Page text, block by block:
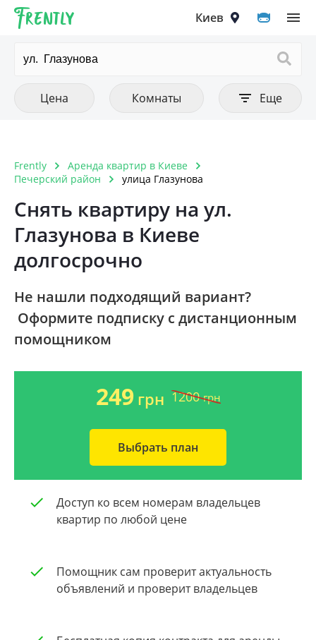
Frently Киев
Выберите город
Киев
Ирпень
Петропавловская Борщаговка
Софиевская Борщаговка
Чайки
Ворзель
Борисполь
Цена
Цена Очистить все
Цена от
Комнаты
Количество комнат Очистить
1 комнатная
5 комнатная и больше
Еще
Фильтры Очистить все
Тип аренды
Тип постройки
Дореволюционный
Панелька
Хрущовка
Дом 1990-1999 года
Дом 2000-2009 года
Новострой
Общая площадь квартиры
От 100
Frently
Аренда квартир в Киеве
Печерский район
улица Глазунова
Снять квартиру на ул.
Глазунова в Киеве
долгосрочно
Не нашли подходящий вариант?
Оформите подписку с дистанционным
помощником
249 грн 1200 грн
Выбрать план
Доступ ко всем номерам владельцев
квартир по любой цене
Помощник сам проверит актуальность
объявлений и проверит владельцев